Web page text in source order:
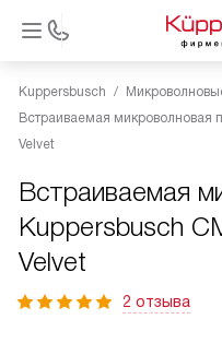
Kuppersbusch
Встраиваемая микроволновая
Velvet
Встраиваемая
Kuppersbusch
Velvet
2 отзыва